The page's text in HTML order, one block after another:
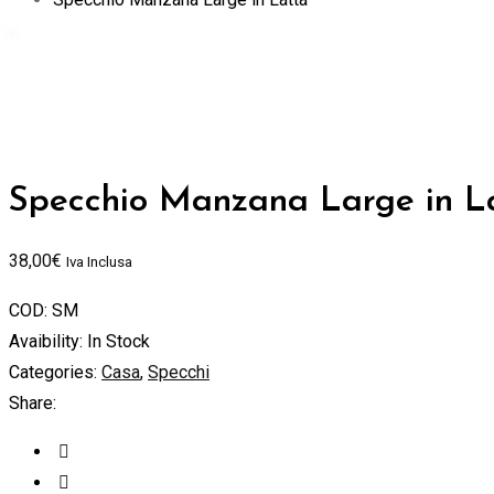
Specchio Manzana Large in
38,00€ Iva Inclusa
COD: SM
Avaibility: In Stock
Categories: Casa, Specchi
Share: